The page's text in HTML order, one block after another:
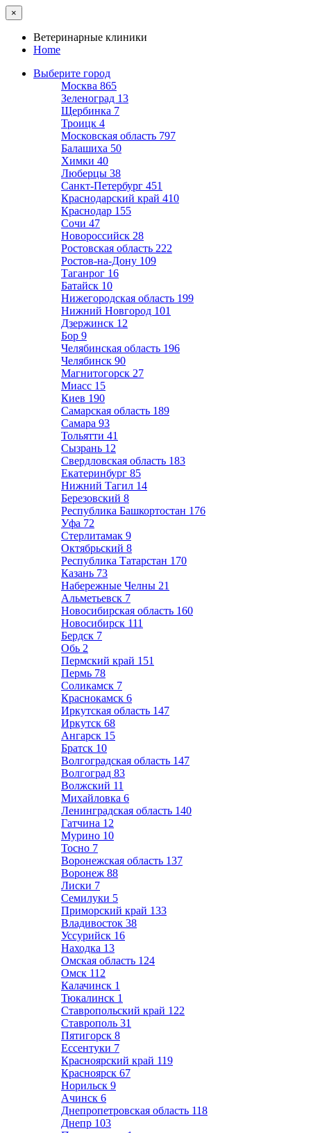
×
Ветеринарные клиники
Home
Выберите город
Москва 865
Зеленоград 13
Щербинка 7
Троицк 4
Московская область 797
Балашиха 50
Химки 40
Люберцы 38
Санкт-Петербург 451
Краснодарский край 410
Краснодар 155
Сочи 47
Новороссийск 28
Ростовская область 222
Ростов-на-Дону 109
Таганрог 16
Батайск 10
Нижегородская область 199
Нижний Новгород 101
Дзержинск 12
Бор 9
Челябинская область 196
Челябинск 90
Магнитогорск 27
Миасс 15
Киев 190
Самарская область 189
Самара 93
Тольятти 41
Сызрань 12
Свердловская область 183
Екатеринбург 85
Нижний Тагил 14
Березовский 8
Республика Башкортостан 176
Уфа 72
Стерлитамак 9
Октябрьский 8
Республика Татарстан 170
Казань 73
Набережные Челны 21
Альметьевск 7
Новосибирская область 160
Новосибирск 111
Бердск 7
Обь 2
Пермский край 151
Пермь 78
Соликамск 7
Краснокамск 6
Иркутская область 147
Иркутск 68
Ангарск 15
Братск 10
Волгоградская область 147
Волгоград 83
Волжский 11
Михайловка 6
Ленинградская область 140
Гатчина 12
Мурино 10
Тосно 7
Воронежская область 137
Воронеж 88
Лиски 7
Семилуки 5
Приморский край 133
Владивосток 38
Уссурийск 16
Находка 13
Омская область 124
Омск 112
Калачинск 1
Тюкалинск 1
Ставропольский край 122
Ставрополь 31
Пятигорск 8
Ессентуки 7
Красноярский край 119
Красноярск 67
Норильск 9
Ачинск 6
Днепропетровская область 118
Днепр 103